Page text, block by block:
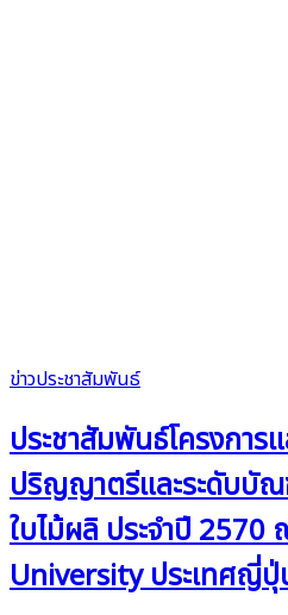
ข่าวประชาสัมพันธ์
ประชาสัมพันธ์โครงกา
ปริญญาตรีและระดับบั
ใบไม้ผลิ ประจำปี
University ประเทศญี่